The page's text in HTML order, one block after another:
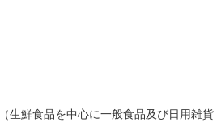
生鮮食品を中心に一般食品及び日用雑貨